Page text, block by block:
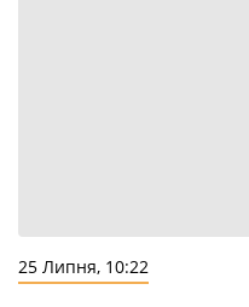
25 Липня, 10:22